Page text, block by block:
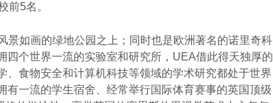
前5名。
景如画的绿地公园之上；同时也是欧洲著名的诺里奇科
四个世界一流的实验室和研究所，UEA借此得天独厚的
、食物安全和计算机科技等领域的学术研究都处于世界
有一流的学生宿舍、经常举行国际体育赛事的英国顶级